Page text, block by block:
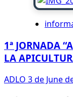
1ª JORNADA
LA
ADLO 3 de June